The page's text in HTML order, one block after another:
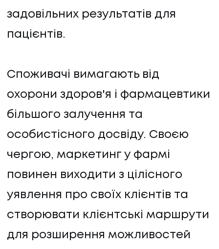
задовільних результатів для
пацієнтів.
Споживачі вимагають від
охорони здоров'я і фармацевтики
більшого залучення та
особистісного досвіду. Своєю
чергою, маркетинг у фармі
повинен виходити з цілісного
уявлення про своїх клієнтів та
створювати клієнтські маршрути
для розширення можливостей